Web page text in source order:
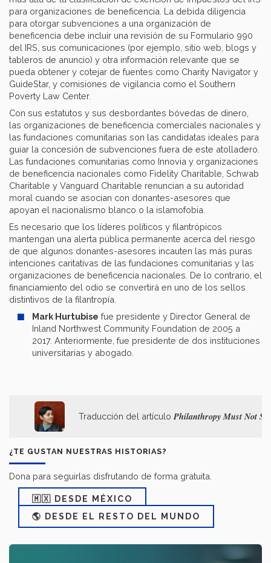
para organizaciones de beneficencia. La debida diligencia
para otorgar subvenciones a una organización de
beneficencia debe incluir una revisión de su Formulario 990
del IRS, sus comunicaciones (por ejemplo, sitio web, blogs y
tableros de anuncio) y otra información relevante que se
pueda obtener y cotejar de fuentes como Charity Navigator y
GuideStar, y comisiones de vigilancia como el Southern
Poverty Law Center.
Con sus estatutos y sus desbordantes bóvedas de dinero,
las organizaciones de beneficencia comerciales nacionales y
las fundaciones comunitarias son las candidatas ideales para
guiar la concesión de subvenciones fuera de este atolladero.
Las fundaciones comunitarias como Innovia y organizaciones
de beneficencia nacionales como Fidelity Charitable, Schwab
Charitable y Vanguard Charitable renuncian a su autoridad
moral cuando se asocian con donantes-asesores que
apoyan el nacionalismo blanco o la islamofobia.
Es necesario que los líderes políticos y filantrópicos
mantengan una alerta pública permanente acerca del riesgo
de que algunos donantes-asesores incauten las más puras
intenciones caritativas de las fundaciones comunitarias y las
organizaciones de beneficencia nacionales. De lo contrario, el
financiamiento del odio se convertirá en uno de los sellos
distintivos de la filantropía.
Mark Hurtubise fue presidente y Director General de
Inland Northwest Community Foundation de 2005 a
2017. Anteriormente, fue presidente de dos instituciones
universitarias y abogado.
Traducción del artículo Philanthropy Must Not
¿TE GUSTAN NUESTRAS HISTORIAS?
Dona para seguirlas disfrutando de forma gratuita.
🇲🇽 DESDE MÉXICO
🌎 DESDE EL RESTO DEL MUNDO